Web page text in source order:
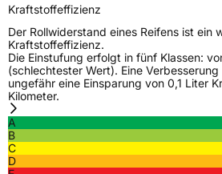
Kraftstoffeffizienz
Der Rollwiderstand eines Reifens ist ein
Kraftstoffeffizienz.
Die Einstufung erfolgt in fünf Klassen:
(schlechtester Wert). Eine
ungefähr eine Einsparung von 0,1 Liter
Kilometer.
A
B
C
D